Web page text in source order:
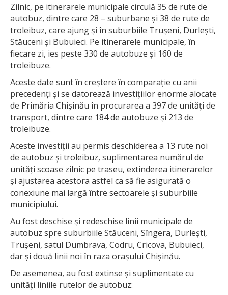
Zilnic, pe itinerarele municipale circulă 35 de rute de
autobuz, dintre care 28 – suburbane și 38 de rute de
troleibuz, care ajung și în suburbiile Trușeni, Durlești,
Stăuceni și Bubuieci. Pe itinerarele municipale, în
fiecare zi, ies peste 330 de autobuze și 160 de
troleibuze.
Aceste date sunt în creștere în comparație cu anii
precedenți și se datorează investițiilor enorme alocate
de Primăria Chișinău în procurarea a 397 de unități de
transport, dintre care 184 de autobuze și 213 de
troleibuze.
Aceste investiții au permis deschiderea a 13 rute noi
de autobuz și troleibuz, suplimentarea numărul de
unități scoase zilnic pe traseu, extinderea itinerarelor
și ajustarea acestora astfel ca să fie asigurată o
conexiune mai largă între sectoarele și suburbiile
municipiului.
Au fost deschise și redeschise linii municipale de
autobuz spre suburbiile Stăuceni, Sîngera, Durlești,
Trușeni, satul Dumbrava, Codru, Cricova, Bubuieci,
dar și două linii noi în raza orașului Chișinău.
De asemenea, au fost extinse și suplimentate cu
unități liniile rutelor de autobuz: